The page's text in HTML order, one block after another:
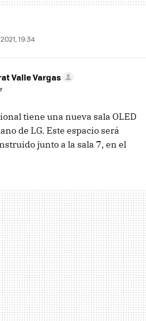
19:34
Valle Vargas
tiene una nueva sala OLED
de LG. Este espacio será
junto a la sala 7, en el